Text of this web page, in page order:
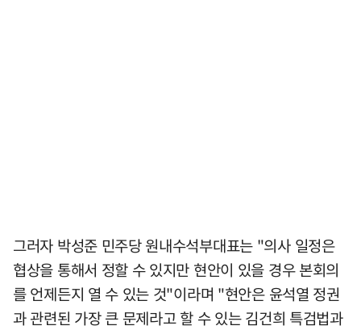
그러자 박성준 민주당 원내수석부대표는 "의사 일정은
협상을 통해서 정할 수 있지만 현안이 있을 경우 본회의
를 언제든지 열 수 있는 것"이라며 "현안은 윤석열 정권
과 관련된 가장 큰 문제라고 할 수 있는 김건희 특검법과